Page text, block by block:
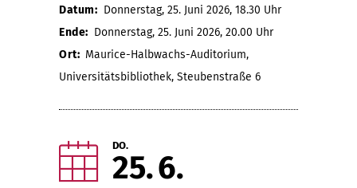
Datum: Donnerstag, 25. Juni 2026, 18.30 Uhr
Ende: Donnerstag, 25. Juni 2026, 20.00 Uhr
Ort: Maurice-Halbwachs-Auditorium,
Universitätsbibliothek, Steubenstraße 6
DO.
25 6